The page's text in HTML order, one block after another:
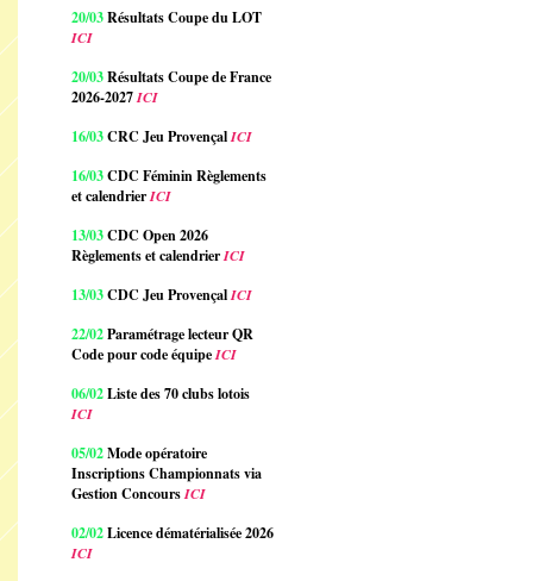
20/03Résultats Coupe du LOT
ICI
20/03Résultats Coupe de France
2026-2027ICI
16/03CRC Jeu ProvençalICI
16/03CDC Féminin Règlements
et calendrierICI
13/03CDC Open 2026
Règlements et calendrierICI
13/03CDC Jeu ProvençalICI
22/02Paramétrage lecteur QR
Code pour code équipeICI
06/02Liste des 70 clubs lotois
ICI
05/02Mode opératoire
Inscriptions Championnats via
Gestion ConcoursICI
02/02Licence dématérialisée 2026
ICI